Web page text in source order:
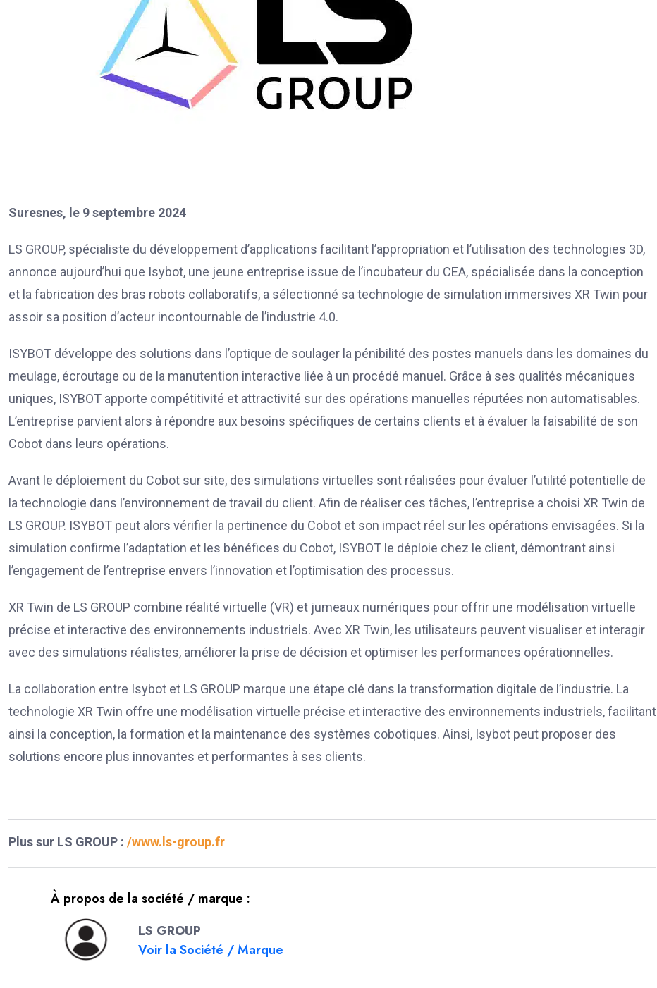
Suresnes, le 9 septembre 2024
LS GROUP, spécialiste du développement d’applications facilitant l’appropriation et l’utilisation des technologies 3D,
annonce aujourd’hui que Isybot, une jeune entreprise issue de l’incubateur du CEA, spécialisée dans la conception
et la fabrication des bras robots collaboratifs, a sélectionné sa technologie de simulation immersives XR Twin pour
assoir sa position d’acteur incontournable de l’industrie 4.0.
ISYBOT développe des solutions dans l’optique de soulager la pénibilité des postes manuels dans les domaines du
meulage, écroutage ou de la manutention interactive liée à un procédé manuel. Grâce à ses qualités mécaniques
uniques, ISYBOT apporte compétitivité et attractivité sur des opérations manuelles réputées non automatisables.
L’entreprise parvient alors à répondre aux besoins spécifiques de certains clients et à évaluer la faisabilité de son
Cobot dans leurs opérations.
Avant le déploiement du Cobot sur site, des simulations virtuelles sont réalisées pour évaluer l’utilité potentielle de
la technologie dans l’environnement de travail du client. Afin de réaliser ces tâches, l’entreprise a choisi XR Twin de
LS GROUP. ISYBOT peut alors vérifier la pertinence du Cobot et son impact réel sur les opérations envisagées. Si la
simulation confirme l’adaptation et les bénéfices du Cobot, ISYBOT le déploie chez le client, démontrant ainsi
l’engagement de l’entreprise envers l’innovation et l’optimisation des processus.
XR Twin de LS GROUP combine réalité virtuelle (VR) et jumeaux numériques pour offrir une modélisation virtuelle
précise et interactive des environnements industriels. Avec XR Twin, les utilisateurs peuvent visualiser et interagir
avec des simulations réalistes, améliorer la prise de décision et optimiser les performances opérationnelles.
La collaboration entre Isybot et LS GROUP marque une étape clé dans la transformation digitale de l’industrie. La
technologie XR Twin offre une modélisation virtuelle précise et interactive des environnements industriels, facilitant
ainsi la conception, la formation et la maintenance des systèmes cobotiques. Ainsi, Isybot peut proposer des
solutions encore plus innovantes et performantes à ses clients.
Plus sur LS GROUP : /www.ls-group.fr
À propos de la société / marque :
LS GROUP
Voir la Société / Marque